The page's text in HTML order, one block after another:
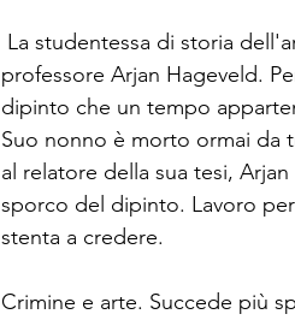
La studentessa di storia
professore Arjan Hageveld.
dipinto che un tempo
Suo nonno è morto ormai da
al relatore della sua tesi,
sporco del dipinto. Lavoro
stenta a credere.
Crimine e arte. Succede più